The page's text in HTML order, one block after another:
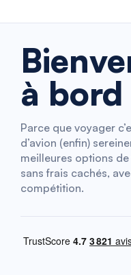
à bord
Parce que voyager
d’avion (enfin)
meilleures options
sans frais cachés,
compétition.